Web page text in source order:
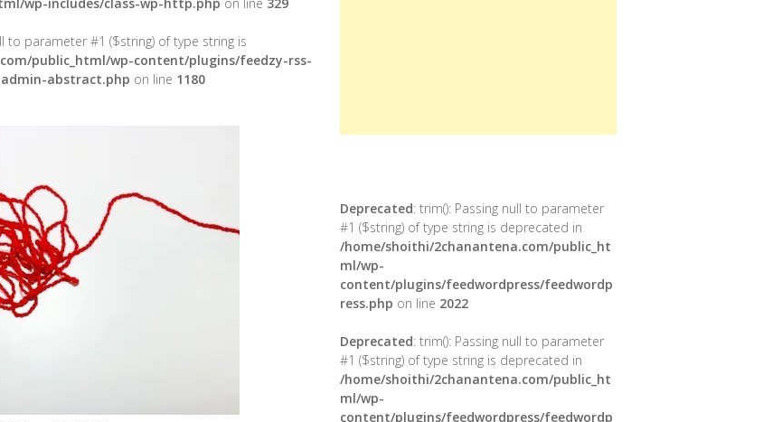
to parameter #1 ($string) of type string is
public_html/wp-content/plugins/feedzy-rss-
abstract.php on line 1180
Deprecated: trim(): Passing null to parameter
#1 ($string) of type string is deprecated in
/home/shoithi/2chanantena.com/public_ht
ml/wp-
content/plugins/feedwordpress/feedwordp
ress.php on line 2022
Deprecated: trim(): Passing null to parameter
#1 ($string) of type string is deprecated in
/home/shoithi/2chanantena.com/public_ht
ml/wp-
content/plugins/feedwordpress/feedwordp